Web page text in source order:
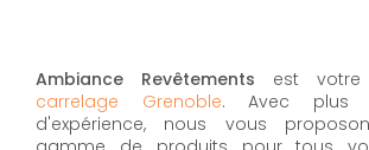
Ambiance Revêtements est votre
carrelage Grenoble. Avec plus
d'expérience, nous vous